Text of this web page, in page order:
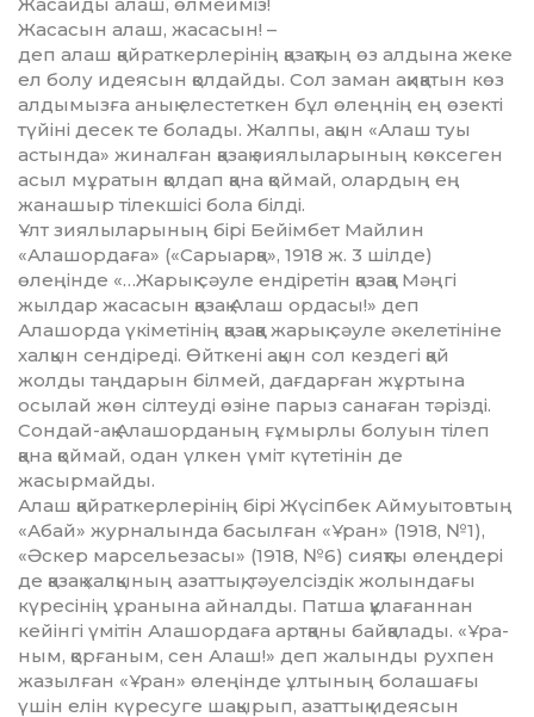
Жасайды алаш, өлмейміз!
Жасасын алаш, жасасын! –
деп алаш қайраткерлерінің қазақтың өз алдына жеке
ел болу идеясын қолдайды. Сол заман ақиқатын көз
алдымызға анық елестеткен бұл өлеңнің ең өзекті
түйіні десек те болады. Жалпы, ақын «Алаш туы
астында» жи­­налған қазақ зиялыларының көксеген
асыл мұратын қолдап қана қоймай, олардың ең
жанашыр тілекшісі бола білді.
Ұлт зиялыларының бірі Бейімбет Майлин
«Алашордаға» («Сарыарқа», 1918 ж. 3 шілде)
өлеңінде «…Жарық сәуле ендіретін қазаққа Мәң­гі
жылдар жасасын қазақ Алаш ордасы!» деп
Алашорда үкіметінің қазаққа жарық сәуле әкелетініне
халқын сендіреді. Өйткені ақын сол кездегі қай
жолды таңдарын білмей, дағдарған жұртына
осылай жөн сілтеуді өзіне парыз санаған тәрізді.
Сондай-ақ Алашорда­ның ғұмырлы болуын тілеп
қана қоймай, одан үлкен үміт күтетінін де
жасырмайды.
Алаш қайраткерлерінің бірі Жүсіпбек Аймуытовтың
«Абай» журналында басылған «Ұран» (1918, №1),
«Әскер марсельезасы» (1918, №6) сияқты өлеңдері
де қазақ халқының азат­тық, тәуелсіздік жолындағы
күресінің ұра­нына айналды. Патша құлағаннан
кейінгі үмітін Алашордаға артқаны байқалады. «Ұра­
ным, қорғаным, сен Алаш!» деп жалынды рухпен
жазылған «Ұран» өлеңінде ұлтының бо­лашағы
үшін елін күресуге шақырып, азат­­тық идеясын